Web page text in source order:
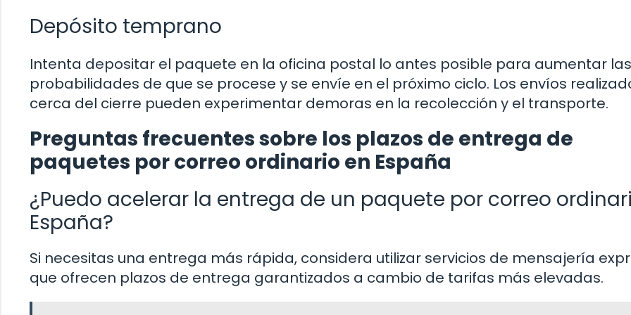
Depósito temprano
Intenta depositar el paquete en la oficina postal lo antes posible para aumentar las
probabilidades de que se procese y se envíe en el próximo ciclo. Los envíos
cerca del cierre pueden experimentar demoras en la recolección y el transporte.
Preguntas frecuentes sobre los plazos de entrega de
paquetes por correo ordinario en España
¿Puedo acelerar la entrega de un paquete por correo
España?
Si necesitas una entrega más rápida, considera utilizar servicios de mensajería
que ofrecen plazos de entrega garantizados a cambio de tarifas más elevadas.